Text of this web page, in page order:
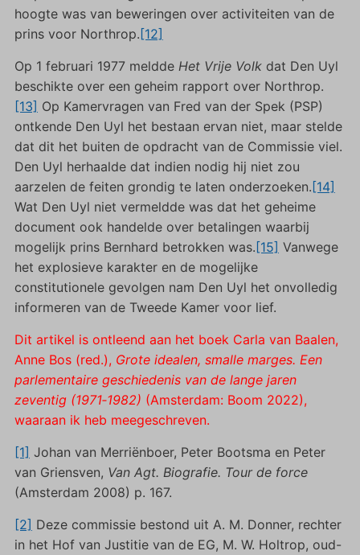
hoogte was van beweringen over activiteiten van de
prins voor Northrop.[12]
Op 1 februari 1977 meldde Het Vrije Volkdat Den Uyl
beschikte over een geheim rapport over Northrop.
[13] Op Kamervragen van Fred van der Spek (PSP)
ontkende Den Uyl het bestaan ervan niet, maar stelde
dat dit het buiten de opdracht van de Commissie viel.
Den Uyl herhaalde dat indien nodig hij niet zou
aarzelen de feiten grondig te laten onderzoeken.[14]
Wat Den Uyl niet vermeldde was dat het geheime
document ook handelde over betalingen waarbij
mogelijk prins Bernhard betrokken was.[15] Vanwege
het explosieve karakter en de mogelijke
constitutionele gevolgen nam Den Uyl het onvolledig
informeren van de Tweede Kamer voor lief.
Dit artikel is ontleend aan het boek Carla van Baalen,
Anne Bos (red.), Grote idealen, smalle marges. Een
parlementaire geschiedenis van de lange jaren
zeventig (1971‑1982) (Amsterdam: Boom 2022),
waaraan ik heb meegeschreven.
[1] Johan van Merriënboer, Peter Bootsma en Peter
van Griensven, Van Agt. Biografie. Tour de force
(Amsterdam 2008) p. 167.
[2] Deze commissie bestond uit A. M. Donner, rechter
in het Hof van Justitie van de EG, M. W. Holtrop, oud-